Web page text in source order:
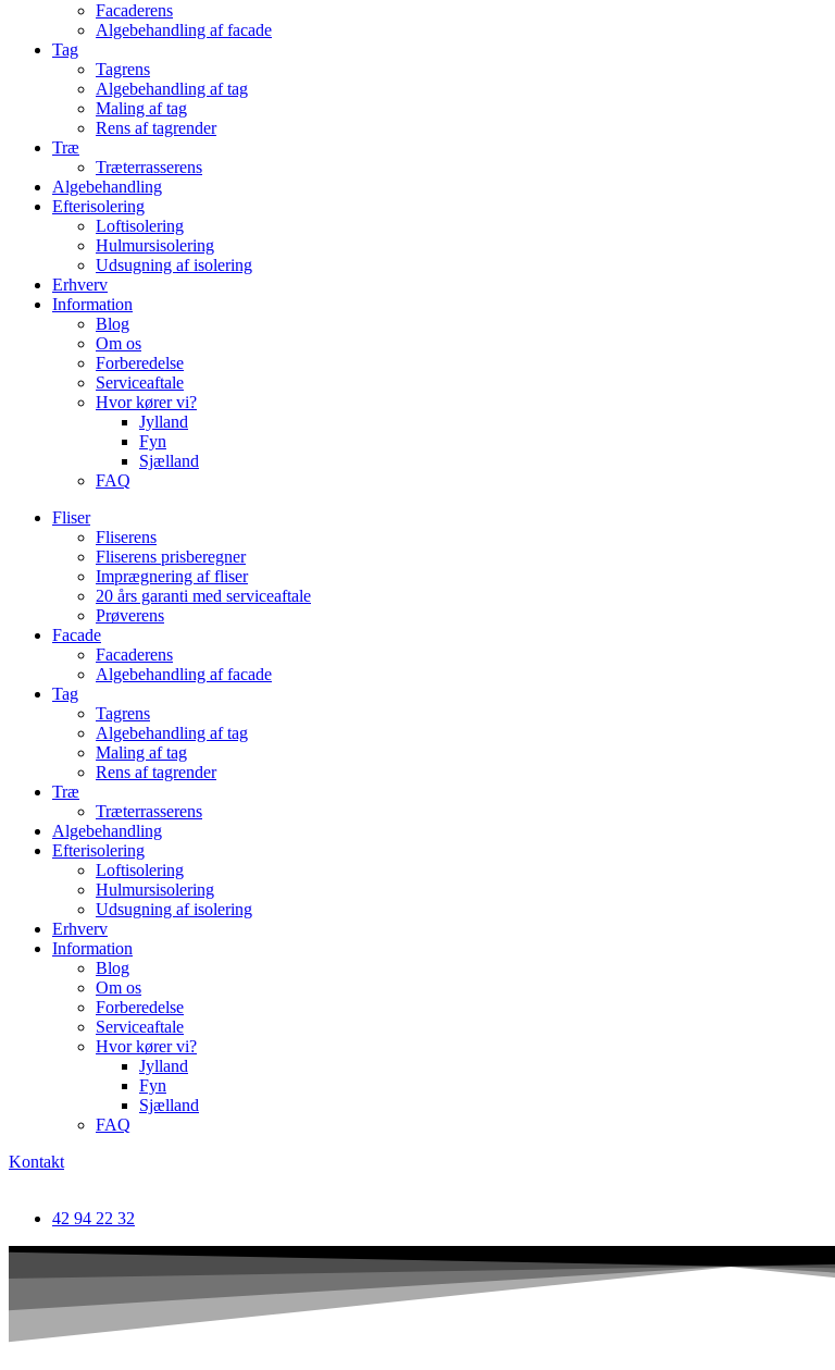
Facaderens
Algebehandling af facade
Tag
Tagrens
Algebehandling af tag
Maling af tag
Rens af tagrender
Træ
Træterrasserens
Algebehandling
Efterisolering
Loftisolering
Hulmursisolering
Udsugning af isolering
Erhverv
Information
Blog
Om os
Forberedelse
Serviceaftale
Hvor kører vi?
Jylland
Fyn
Sjælland
FAQ
Fliser
Fliserens
Fliserens prisberegner
Imprægnering af fliser
20 års garanti med serviceaftale
Prøverens
Facade
Facaderens
Algebehandling af facade
Tag
Tagrens
Algebehandling af tag
Maling af tag
Rens af tagrender
Træ
Træterrasserens
Algebehandling
Efterisolering
Loftisolering
Hulmursisolering
Udsugning af isolering
Erhverv
Information
Blog
Om os
Forberedelse
Serviceaftale
Hvor kører vi?
Jylland
Fyn
Sjælland
FAQ
Kontakt
42 94 22 32